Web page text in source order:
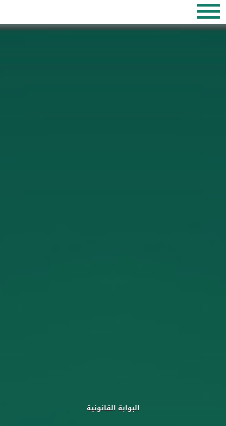
البوابة القانونية